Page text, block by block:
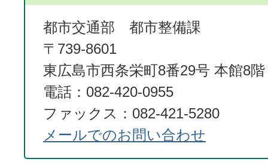
都市交通部 都市整備課
〒739-8601
東広島市西条栄町8番29号 本館8階
電話：082-420-0955
ファックス：082-421-5280
メールでのお問い合わせ